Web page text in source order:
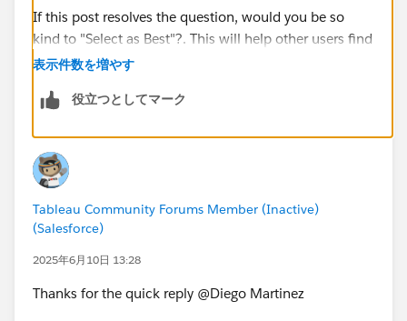
If this post resolves the question, would you be so
kind to "Select as Best"?. This will help other users find
the same answer/resolution and help community keep
Diego Martinez
Tableau Visionary and Forums Ambassador
表示件数を増やす
役立つとしてマーク
Tableau Community Forums Member (Inactive)
(Salesforce)
2025年6月10日 13:28
Thanks for the quick reply @Diego Martinez​